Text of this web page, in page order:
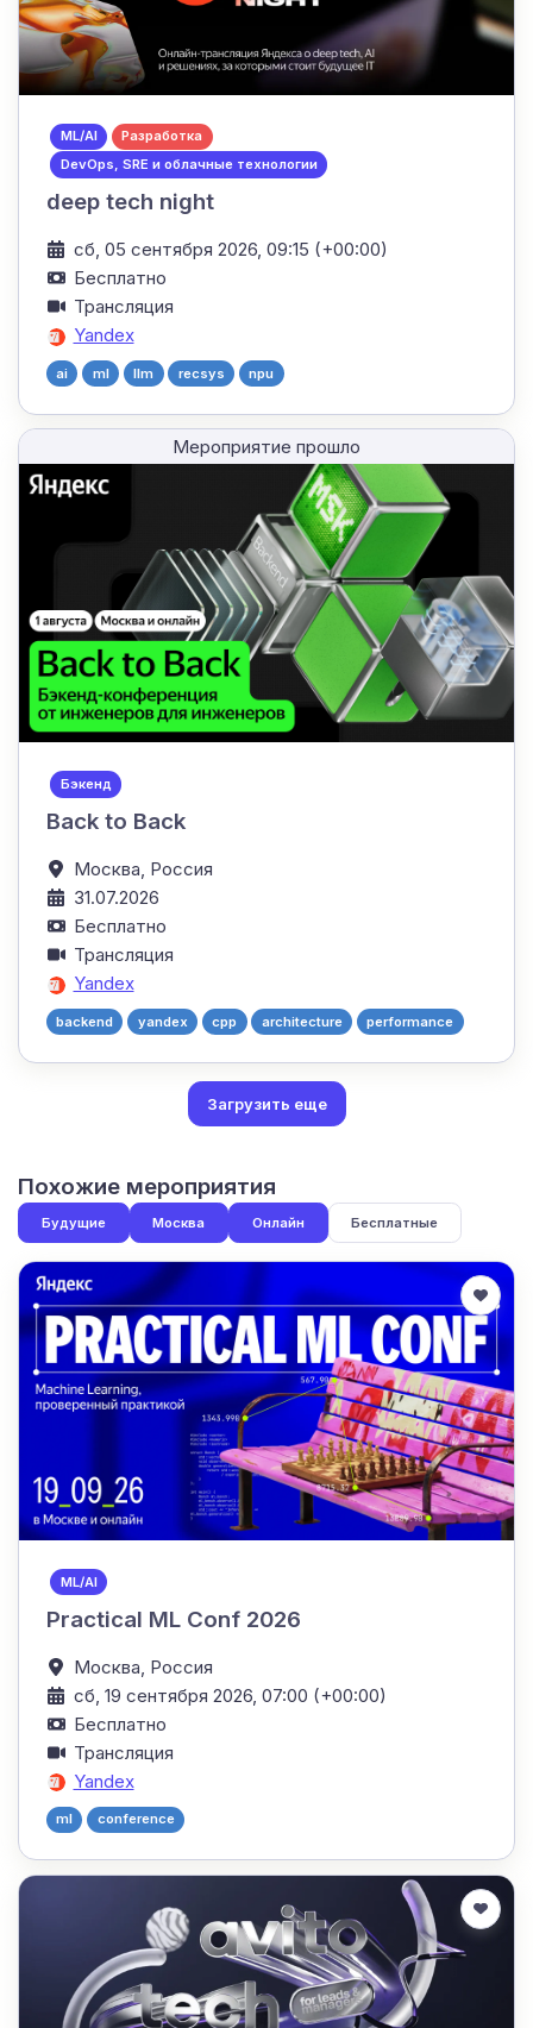
ML/AI
Разработка
DevOps, SRE и облачные технологии
deep tech night
сб, 05 сентября 2026, 09:15 (+00:00)
Бесплатно
Трансляция
Yandex
ai ml llm recsys npu
Мероприятие прошло
Бэкенд
Back to Back
Москва, Россия
31.07.2026
Бесплатно
Трансляция
Yandex
backend yandex cpp architecture performance
Загрузить еще
Похожие мероприятия
Будущие Москва Онлайн Бесплатные
ML/AI
Practical ML Conf 2026
Москва, Россия
сб, 19 сентября 2026, 07:00 (+00:00)
Бесплатно
Трансляция
Yandex
ml conference